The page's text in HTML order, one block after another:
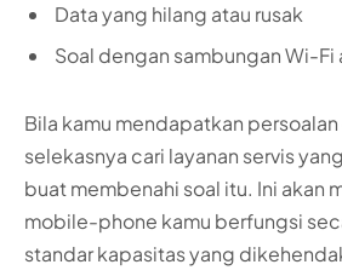
Data yang hilang atau rusak
Soal dengan sambungan Wi-
Bila kamu mendapatkan
selekasnya cari layanan servis
buat membenahi soal itu. Ini akan
mobile-phone kamu berfungsi
standar kapasitas yang